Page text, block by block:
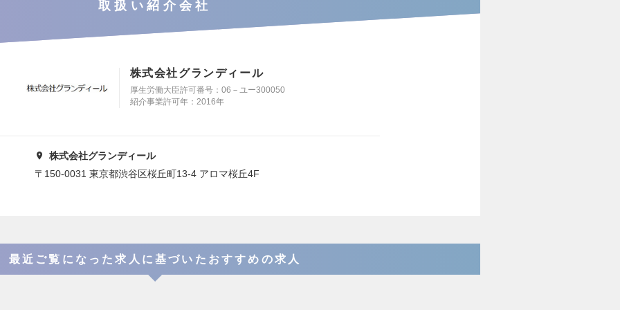
取扱い紹介会社
株式会社グランディール
厚生労働大臣許可番号：06－ユー300050
紹介事業許可年：2016年
株式会社グランディール
〒150-0031 東京都渋谷区桜丘町13-4 アロマ桜丘4F
最近ご覧になった求人に基づいたおすすめの求人